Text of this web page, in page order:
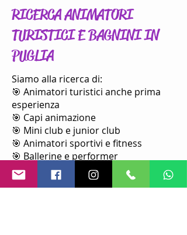
RICERCA ANIMATORI
TURISTICI E BAGNINI IN
PUGLIA
Siamo alla ricerca di:
🎯 Animatori turistici anche prima
esperienza
🎯 Capi animazione
🎯 Mini club e junior club
🎯 Animatori sportivi e fitness
🎯 Ballerine e performer
🎯 DJ e tecnici audio
🎯 Bagnini di salvataggio